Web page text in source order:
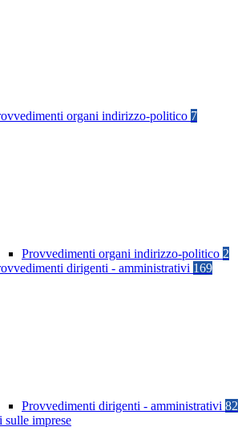
organi indirizzo-politico 7
Provvedimenti organi indirizzo-politico 2
dirigenti - amministrativi 169
Provvedimenti dirigenti - amministrativi 82
sulle imprese